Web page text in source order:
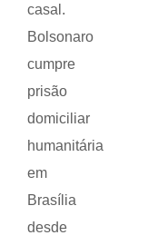
casal.
Bolsonaro
cumpre
prisão
domiciliar
humanitária
em
Brasília
desde